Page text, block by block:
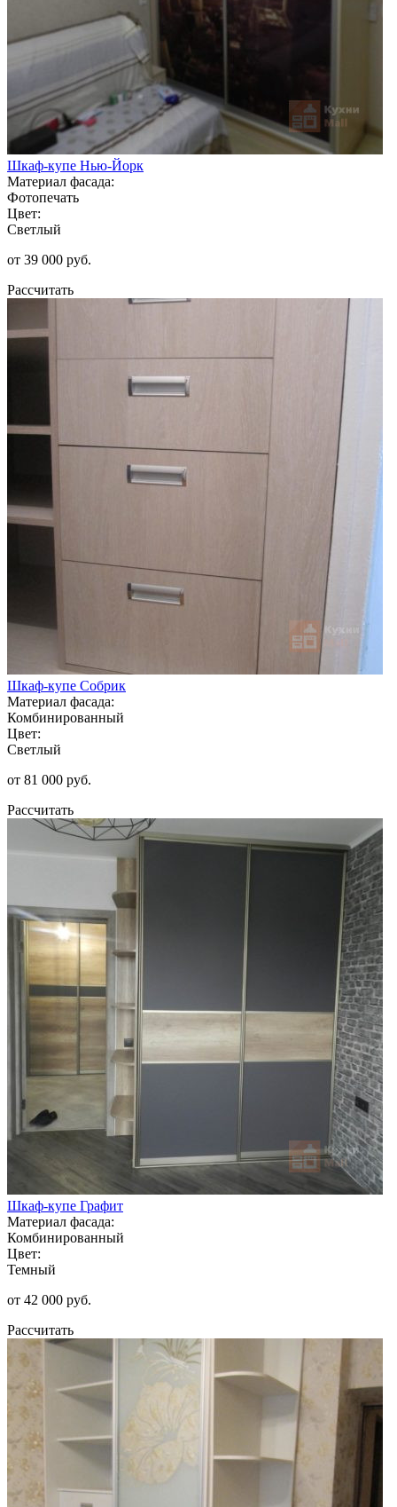
Шкаф-купе Нью-Йорк
Материал фасада:
Фотопечать
Цвет:
Светлый
от 39 000 руб.
Рассчитать
Шкаф-купе Собрик
Материал фасада:
Комбинированный
Цвет:
Светлый
от 81 000 руб.
Рассчитать
Шкаф-купе Графит
Материал фасада:
Комбинированный
Цвет:
Темный
от 42 000 руб.
Рассчитать